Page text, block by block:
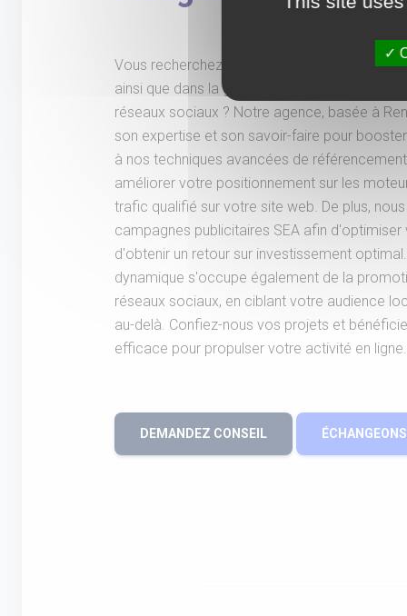
Vous recherchez une agence spécialisée
ainsi que dans la gestion des campagnes
réseaux sociaux ? Notre agence, basée à
son expertise et son savoir-faire pour
à nos techniques avancées de
améliorer votre positionnement sur les
trafic qualifié sur votre site web. De plus,
campagnes publicitaires SEA afin
d'obtenir un retour sur investissement
dynamique s'occupe également de la
réseaux sociaux, en ciblant votre audience
au-delà. Confiez-nous vos projets et
efficace pour propulser votre activité en ligne.
DEMANDEZ CONSEIL